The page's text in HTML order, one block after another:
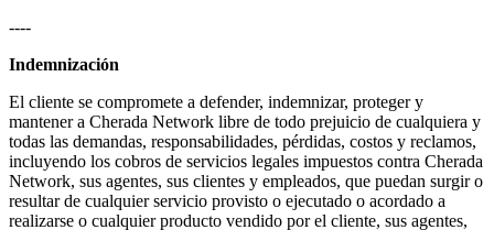
----
Indemnización
El cliente se compromete a defender, indemnizar, proteger y
mantener a Cherada Network libre de todo prejuicio de cualquiera y
todas las demandas, responsabilidades, pérdidas, costos y reclamos,
incluyendo los cobros de servicios legales impuestos contra Cherada
Network, sus agentes, sus clientes y empleados, que puedan surgir o
resultar de cualquier servicio provisto o ejecutado o acordado a
realizarse o cualquier producto vendido por el cliente, sus agentes,